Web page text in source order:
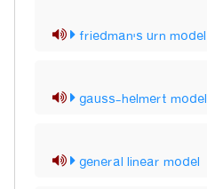
friedman's urn model
gauss-helmert model
general linear model